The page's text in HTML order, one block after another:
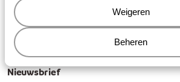
Weigeren
Beheren
Costa Adeje
Alanya
El Gouna
Nieuwsbrief